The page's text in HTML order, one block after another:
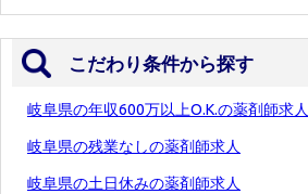
こだわり条件から探す
岐阜県の年収600万以上O.K.の薬剤師求人
岐阜県の残業なしの薬剤師求人
岐阜県の土日休みの薬剤師求人